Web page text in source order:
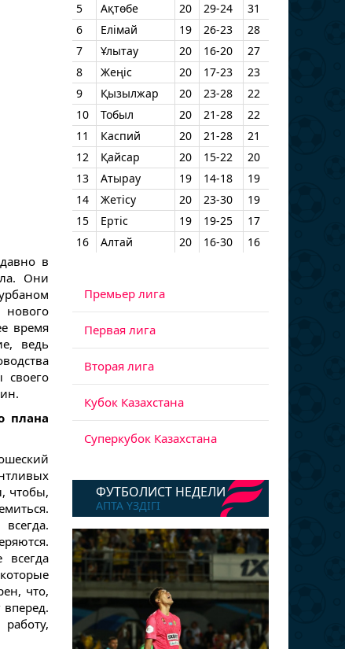
в
Они
нового
время
ведь
своего
плана
чтобы,
что,
вперед.
5
Ақтөбе 20 29-24
31
6
Елімай 19 26-23
28
7
Ұлытау 20 16-20
27
8
Жеңіс 20 17-23
23
9
Қызылжар 20 23-28
22
10
Тобыл 20 21-28
22
11
Каспий 20 21-28
21
12
Қайсар 20 15-22
20
13
Атырау 19 14-18
19
14
Жетісу 20 23-30
19
15
Ертіс 19 19-25
17
16
Алтай 20 16-30 16
Премьер лига
Первая лига
Вторая лига
Кубок Казахстана
Суперкубок Казахстана
ФУТБОЛИСТ НЕДЕЛИ
АПТА ҮЗДІГІ